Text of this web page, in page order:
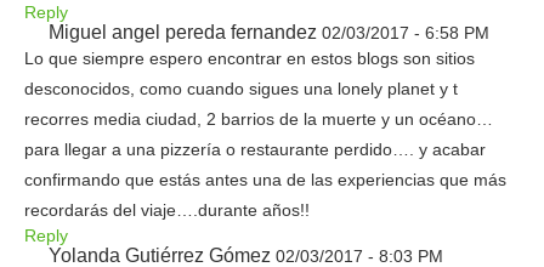
Reply
Miguel angel pereda fernandez 02/03/2017 - 6:58 PM
Lo que siempre espero encontrar en estos blogs son sitios
desconocidos, como cuando sigues una lonely planet y t
recorres media ciudad, 2 barrios de la muerte y un océano…
para llegar a una pizzería o restaurante perdido…. y acabar
confirmando que estás antes una de las experiencias que más
recordarás del viaje….durante años!!
Reply
Yolanda Gutiérrez Gómez 02/03/2017 - 8:03 PM